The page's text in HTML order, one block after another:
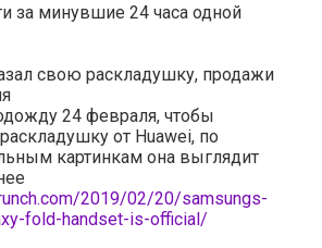
за минувшие 24 часа одной
свою раскладушку, продажи
24 февраля, чтобы
от Huawei, по
картинкам она выглядит
2019/02/20/samsungs-
fold-handset-is-official/